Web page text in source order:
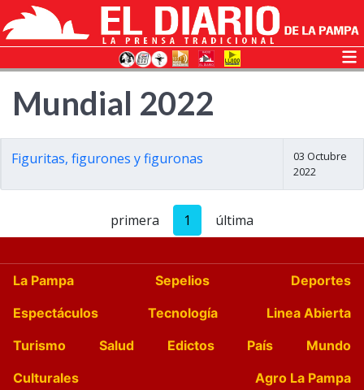
Mundial 2022
Figuritas, figurones y figuronas
03 Octubre
2022
primera 1 última
La Pampa Sepelios
Deportes
Espectáculos
Tecnología
Linea Abierta
Turismo
Salud Edictos País
Mundo
Culturales
Agro La Pampa